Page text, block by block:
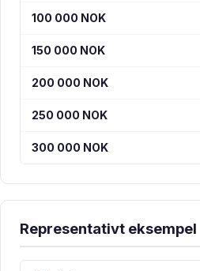
100 000 NOK
150 000 NOK
200 000 NOK
250 000 NOK
300 000 NOK
Representativt eksempel